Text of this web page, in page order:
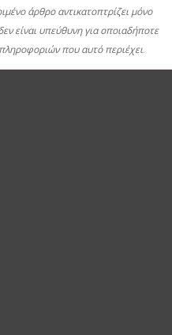
άρθρο αντικατοπτρίζει μόνο
είναι υπεύθυνη για οποιαδήποτε
που αυτό περιέχει.